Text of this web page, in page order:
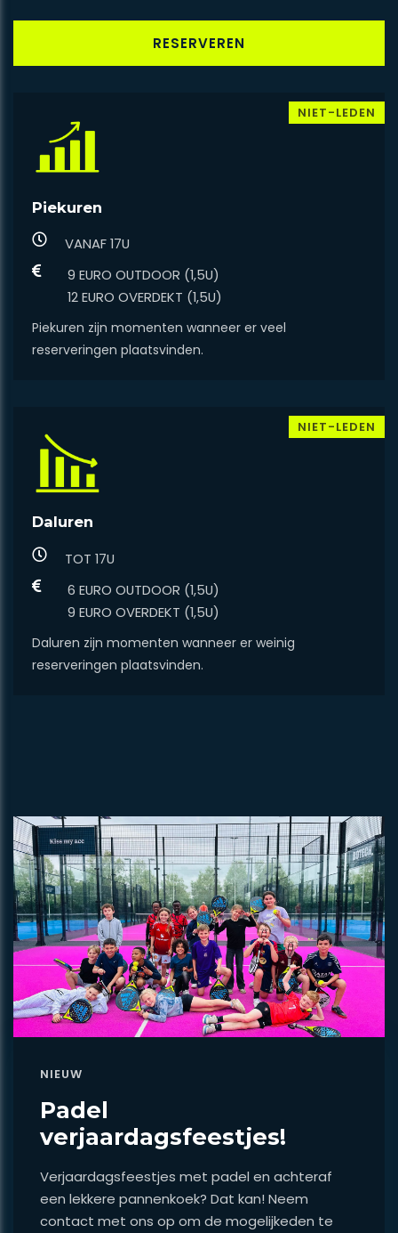
RESERVEREN
Piekuren
VANAF 17U
9 EURO OUTDOOR (1,5U)
​​​​​​​12 EURO OVERDEKT (1,5U)
NIET-LEDEN
Piekuren zijn momenten wanneer er veel
reserveringen plaatsvinden.
Daluren
TOT 17U
6 EURO OUTDOOR (1,5U)
​​​​​​​9 EURO OVERDEKT (1,5U)
NIET-LEDEN
Daluren zijn momenten wanneer er weinig
reserveringen plaatsvinden.
NIEUW
Padel
verjaardagsfeestjes!
Verjaardagsfeestjes met padel en achteraf
een lekkere pannenkoek? Dat kan! Neem
contact met ons op om de mogelijkeden te